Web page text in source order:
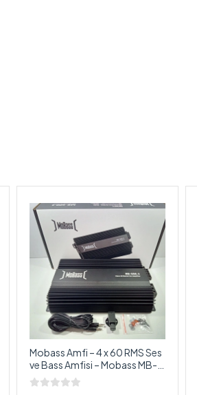
Mobass Amfi – 4 x 60 RMS Ses
ve Bass Amfisi – Mobass MB-
600.4 AB Class Oto Anfi